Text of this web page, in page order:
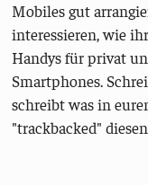
Mobiles gut
interessieren, wie
Handys für privat
Smartphones.
schreibt was in
"trackbacked"